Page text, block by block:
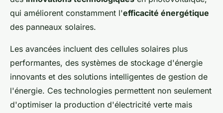
qui améliorent constamment l'efficacité énergétique
des panneaux solaires.
Les avancées incluent des cellules solaires plus
performantes, des systèmes de stockage d'énergie
innovants et des solutions intelligentes de gestion de
l'énergie. Ces technologies permettent non seulement
d'optimiser la production d'électricité verte mais